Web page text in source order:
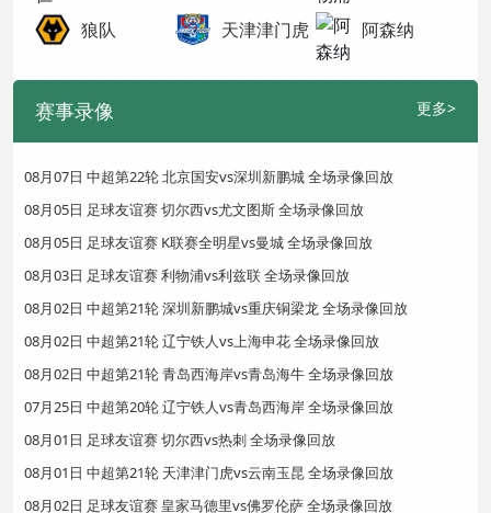
狼队 天津津门虎 阿森纳
赛事录像 更多>
08月07日 中超第22轮 北京国安vs深圳新鹏城 全场录像回放
08月05日 足球友谊赛 切尔西vs尤文图斯 全场录像回放
08月05日 足球友谊赛 K联赛全明星vs曼城 全场录像回放
08月03日 足球友谊赛 利物浦vs利兹联 全场录像回放
08月02日 中超第21轮 深圳新鹏城vs重庆铜梁龙 全场录像回放
08月02日 中超第21轮 辽宁铁人vs上海申花 全场录像回放
08月02日 中超第21轮 青岛西海岸vs青岛海牛 全场录像回放
07月25日 中超第20轮 辽宁铁人vs青岛西海岸 全场录像回放
08月01日 足球友谊赛 切尔西vs热刺 全场录像回放
08月01日 中超第21轮 天津津门虎vs云南玉昆 全场录像回放
08月02日 足球友谊赛 皇家马德里vs佛罗伦萨 全场录像回放